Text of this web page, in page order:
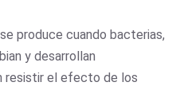
produce cuando bacterias,
y desarrollan
resistir el efecto de los